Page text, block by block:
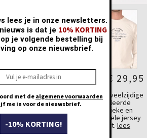
€ 29,95
lange mouwen is een stijlvolle en veelzijdige
De combinatie van een gedetailleerde
op de borst geeft dit T-shirt een unieke en
gemaakt van stevige en comfortabele jersey
fijne pasvorm en langdurig comfort. lees
lees je in onze newsletters.
is dat je 10% KORTING
je volgende bestelling bij
op onze nieuwsbrief.
met de algemene voorwaarden
me in voor de nieuwsbrief.
-10% KORTING!